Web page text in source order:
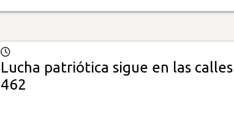
Lucha patriótica sigue en las
462